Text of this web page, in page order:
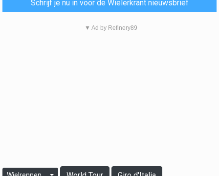
Schrijf je nu in voor de Wielerkrant nieuwsbrief
▼ Ad by Refinery89